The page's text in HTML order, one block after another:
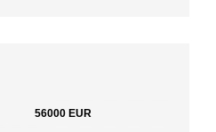
56000 EUR